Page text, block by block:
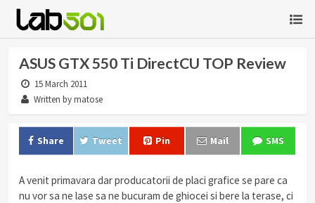
ASUS GTX 550 Ti DirectCU TOP Review
15 March 2011
Written by matose
Share Tweet Pin Mail SMS
A venit primavara dar producatorii de placi grafice se pare ca
nu vor sa ne lase sa ne bucuram de ghiocei si bere la terase, ci